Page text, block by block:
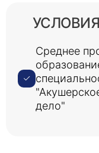
Среднее
дело"